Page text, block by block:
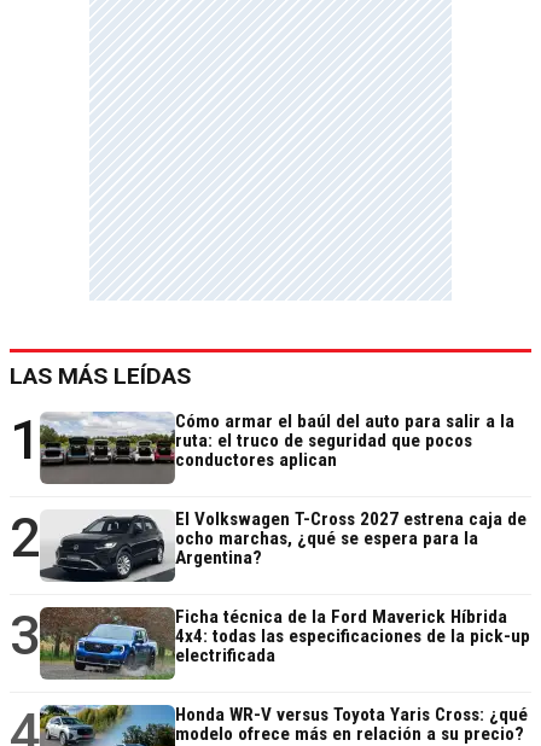
LAS MÁS LEÍDAS
1
Cómo armar el baúl del auto para salir a la
ruta: el truco de seguridad que pocos
conductores aplican
2
El Volkswagen T-Cross 2027 estrena caja de
ocho marchas, ¿qué se espera para la
Argentina?
3
Ficha técnica de la Ford Maverick Híbrida
4x4: todas las especificaciones de la pick-up
electrificada
Honda WR-V versus Toyota Yaris Cross: ¿qué
modelo ofrece más en relación a su precio?